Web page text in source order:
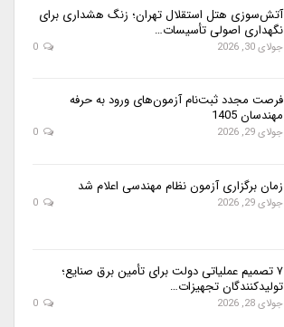
آتش‌سوزی هتل استقلال تهران؛ زنگ هشداری برای
نگهداری اصولی تأسیسات…
جولای 30, 2026
فرصت مجدد ثبت‌نام آزمون‌های ورود به حرفه
مهندسان 1405
جولای 29, 2026
زمان برگزاری آزمون نظام مهندسی اعلام شد
جولای 29, 2026
۷ تصمیم عملیاتی دولت برای تأمین برق صنایع؛
تولیدکنندگان تجهیزات…
جولای 28, 2026